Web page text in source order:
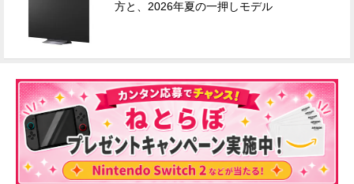
方と、2026年夏の一押しモデル